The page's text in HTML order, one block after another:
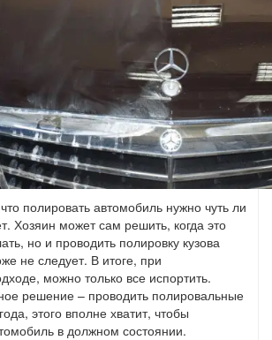
полировать автомобиль нужно чуть ли
Хозяин может сам решить, когда это
но и проводить полировку кузова
не следует. В итоге, при
можно только все испортить.
решение – проводить полировальные
этого вполне хватит, чтобы
в должном состоянии.